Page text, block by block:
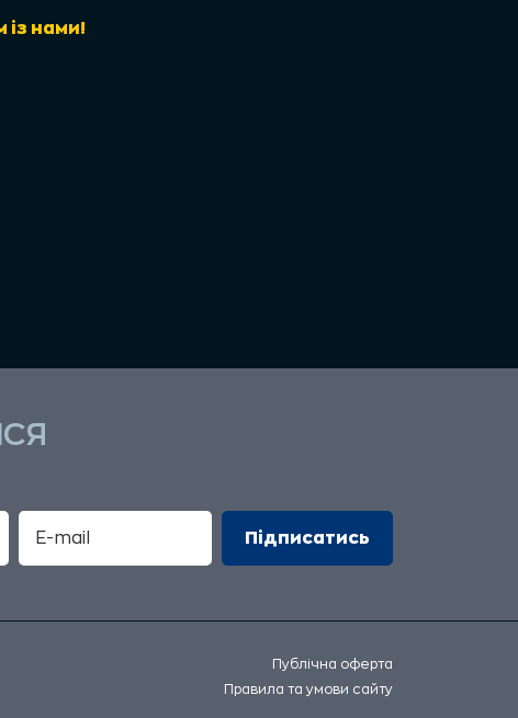
із нами!
Публічна оферта
Правила та умови сайту